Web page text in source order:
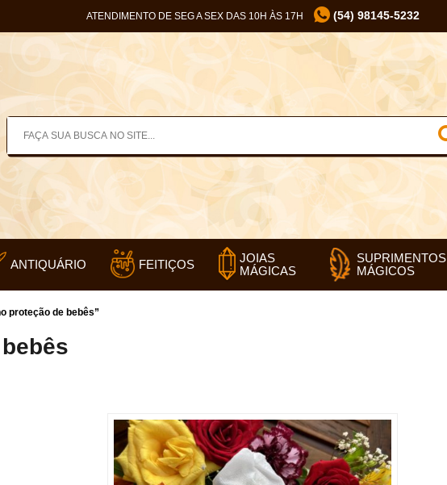
ATENDIMENTO DE SEG A SEX DAS 10H ÀS 17H (54) 98145-5232
ANTIQUÁRIO FEITIÇOS
JOIAS
MÁGICAS
SUPRIMENTOS
MÁGICOS
proteção de bebês”